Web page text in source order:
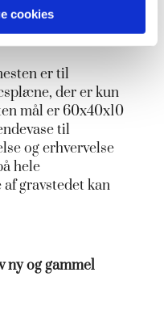
cookies
er til
der er kun
mål er 60x40x10
til
og erhvervelse
hele
gravstedet kan
ny og gammel